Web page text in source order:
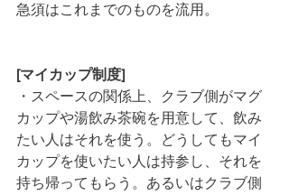
急須はこれまでのものを流用。
[マイカップ制度]
・スペースの関係上、クラブ側がマグ
カップや湯飲み茶碗を用意して、飲み
たい人はそれを使う。どうしてもマイ
カップを使いたい人は持参し、それを
持ち帰ってもらう。あるいはクラブ側